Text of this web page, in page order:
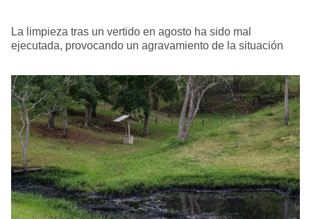
La limpieza tras un vertido en agosto ha sido mal
ejecutada, provocando un agravamiento de la situación